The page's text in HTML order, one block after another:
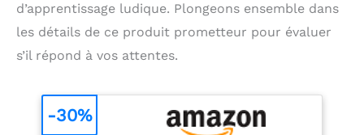
d’apprentissage ludique. Plongeons ensemble dans
les détails de ce produit prometteur pour évaluer
s’il répond à vos attentes.
-30%